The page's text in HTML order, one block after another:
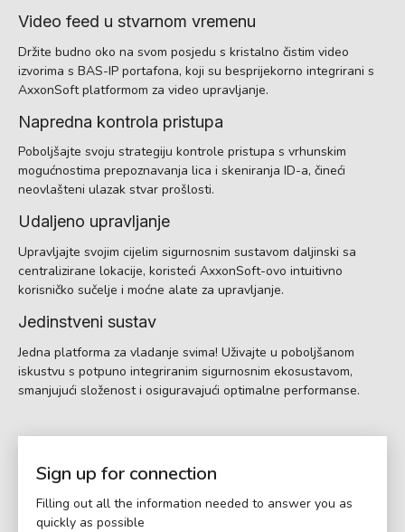
Video feed u stvarnom vremenu
Držite budno oko na svom posjedu s kristalno čistim video
izvorima s BAS-IP portafona, koji su besprijekorno integrirani s
AxxonSoft platformom za video upravljanje.
Napredna kontrola pristupa
Poboljšajte svoju strategiju kontrole pristupa s vrhunskim
mogućnostima prepoznavanja lica i skeniranja ID-a, čineći
neovlašteni ulazak stvar prošlosti.
Udaljeno upravljanje
Upravljajte svojim cijelim sigurnosnim sustavom daljinski sa
centralizirane lokacije, koristeći AxxonSoft-ovo intuitivno
korisničko sučelje i moćne alate za upravljanje.
Jedinstveni sustav
Jedna platforma za vladanje svima! Uživajte u poboljšanom
iskustvu s potpuno integriranim sigurnosnim ekosustavom,
smanjujući složenost i osiguravajući optimalne performanse.
Sign up for connection
Filling out all the information needed to answer you as
quickly as possible